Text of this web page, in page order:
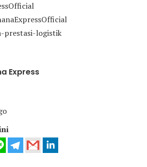
prestasi-logistik
Express